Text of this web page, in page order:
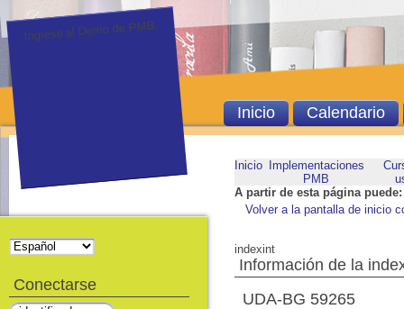
Inicio
Implementaciones
PMB
A partir de esta página puede:
Volver a la pantalla de inicio
indexint
Información de la
UDA-BG 59265
Ingrese al Demo de PMB.
Inicio Calendario
Conectarse